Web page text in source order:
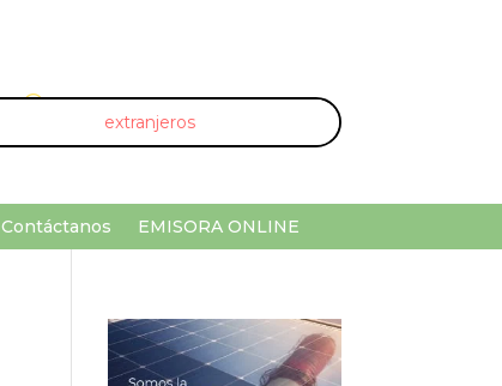
U ¡Buscar por palabra clave!
Contáctanos EMISORA ONLINE